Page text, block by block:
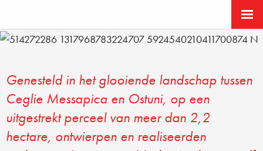
Genesteld in het glooiende landschap tussen
Ceglie Messapica en Ostuni, op een
uitgestrekt perceel van meer dan 2,2
hectare, ontwierpen en realiseerden